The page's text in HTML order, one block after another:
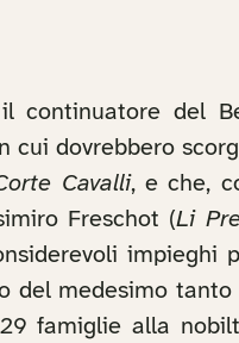
continuatore del
dovrebbero
Cavalli, e che,
Freschot (Li
impieghi
del medesimo
famiglie alla